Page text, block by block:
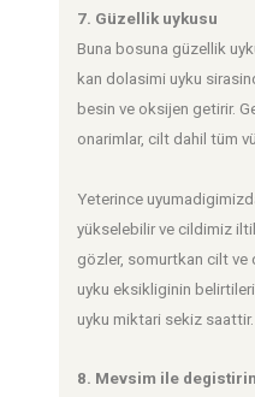
7. Güzellik uykusu
Buna bosuna güzellik
kan dolasimi uyku
besin ve oksijen getirir.
onarimlar, cilt dahil tüm
Yeterince
yükselebilir ve cildimiz
gözler, somurtkan cilt ve
uyku eksikliginin
uyku miktari sekiz saattir.
8. Mevsim ile degistirin